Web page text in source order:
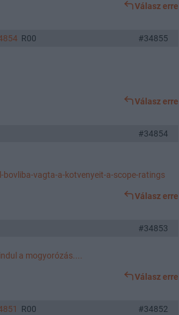
Válasz erre
R00 #34855
Válasz erre
#34854
vagta-a-kotvenyeit-a-scope-ratings
Válasz erre
#34853
a mogyorózás....
Válasz erre
R00 #34852